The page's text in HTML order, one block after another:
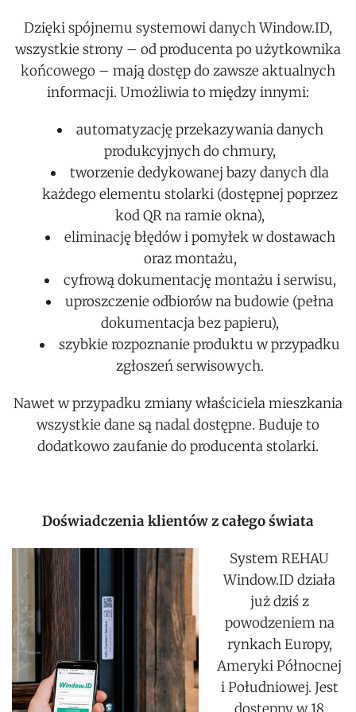
Dzięki spójnemu systemowi danych Window.ID,
wszystkie strony – od producenta po użytkownika
końcowego – mają dostęp do zawsze aktualnych
informacji. Umożliwia to między innymi:
automatyzację przekazywania danych
produkcyjnych do chmury,
tworzenie dedykowanej bazy danych dla
każdego elementu stolarki (dostępnej poprzez
kod QR na ramie okna),
eliminację błędów i pomyłek w dostawach
oraz montażu,
cyfrową dokumentację montażu i serwisu,
uproszczenie odbiorów na budowie (pełna
dokumentacja bez papieru),
szybkie rozpoznanie produktu w przypadku
zgłoszeń serwisowych.
Nawet w przypadku zmiany właściciela mieszkania
wszystkie dane są nadal dostępne. Buduje to
dodatkowo zaufanie do producenta stolarki.
Doświadczenia klientów z całego świata
System REHAU
Window.ID działa
już dziś z
powodzeniem na
rynkach Europy,
Ameryki Północnej
i Południowej. Jest